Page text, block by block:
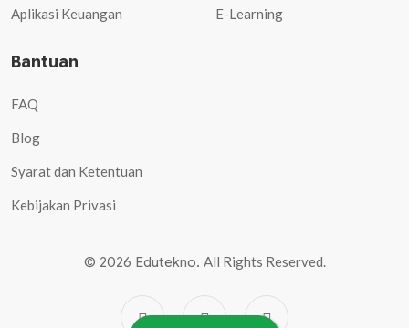
Aplikasi Keuangan E-Learning
Bantuan
FAQ
Blog
Syarat dan Ketentuan
Kebijakan Privasi
© 2026 Edutekno. All Rights Reserved.